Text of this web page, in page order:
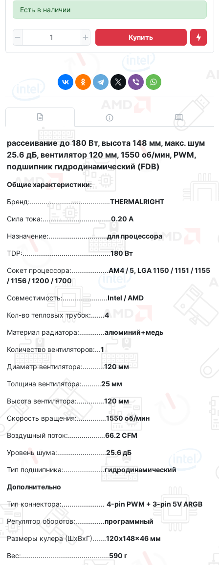
Есть в наличии
Купить
рассеивание до 180 Вт, высота 148 мм, макс. шум
25.6 дБ, вентилятор 120 мм, 1550 об/мин, PWM,
подшипник гидродинамический (FDB)
Общие характеристики:
Бренд:.........................................THERMALRIGHT
Сила тока:...................................0.20 А
Назначение:..............................для процессора
TDP:.............................................180 Вт
Сокет процессора:...................AM4 / 5, LGA 1150 / 1151 / 1155
/ 1156 / 1200 / 1700
Совместимость:.......................Intel / AMD
Кол-во тепловых трубок:.......4
Материал радиатора:.............алюминий+медь
Количество вентиляторов:...1
Диаметр вентилятора:...........120 мм
Толщина вентилятора:..........25 мм
Высота вентилятора:..............120 мм
Скорость вращения:...............1550 об/мин
Воздушный поток:...................66.2 CFM
Уровень шума:.........................25.6 дБ
Тип подшипника:.....................гидродинамический
Дополнительно
Тип коннектора:...................... 4-pin PWM + 3-pin 5V ARGB
Регулятор оборотов:...............программный
Размеры кулера (ШхВxГ).......120x148x46 мм
Вес:.............................................590 г